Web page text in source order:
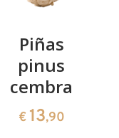
Piñas
pinus
cembra
€ 13,90